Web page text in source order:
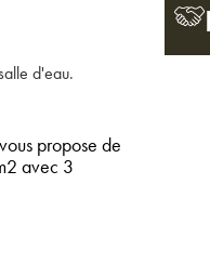
d'eau.
propose de
avec 3